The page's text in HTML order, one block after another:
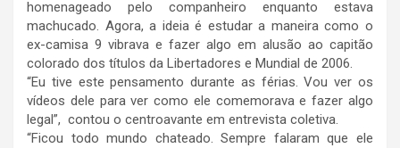
homenageado pelo companheiro enquanto estava
machucado. Agora, a ideia é estudar a maneira como o
ex-camisa 9 vibrava e fazer algo em alusão ao capitão
colorado dos títulos da Libertadores e Mundial de 2006.
“Eu tive este pensamento durante as férias. Vou ver os
vídeos dele para ver como ele comemorava e fazer algo
legal”, contou o centroavante em entrevista coletiva.
“Ficou todo mundo chateado. Sempre falaram que ele